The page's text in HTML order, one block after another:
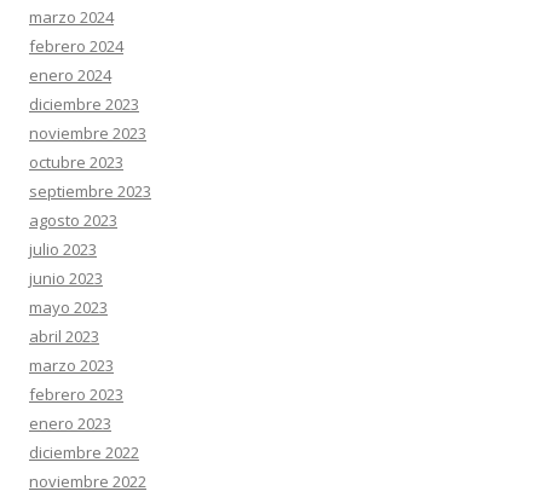
marzo 2024
febrero 2024
enero 2024
diciembre 2023
noviembre 2023
octubre 2023
septiembre 2023
agosto 2023
julio 2023
junio 2023
mayo 2023
abril 2023
marzo 2023
febrero 2023
enero 2023
diciembre 2022
noviembre 2022